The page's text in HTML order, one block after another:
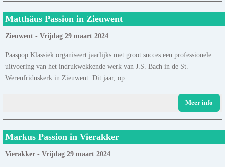
Matthäus Passion in Zieuwent
Zieuwent - Vrijdag 29 maart 2024
Paaspop Klassiek organiseert jaarlijks met groot succes een professionele
uitvoering van het indrukwekkende werk van J.S. Bach in de St.
Werenfriduskerk in Zieuwent. Dit jaar, op......
Meer info
Markus Passion in Vierakker
Vierakker - Vrijdag 29 maart 2024